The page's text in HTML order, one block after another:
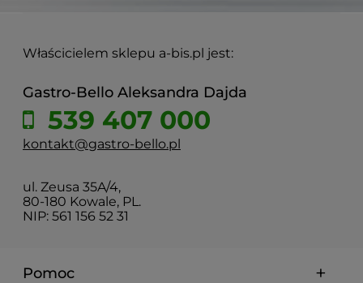
Właścicielem sklepu a-bis.pl jest:
Gastro-Bello Aleksandra Dajda
539 407 000
kontakt@gastro-bello.pl
ul. Zeusa 35A/4,
80-180 Kowale, PL.
NIP: 561 156 52 31
Pomoc